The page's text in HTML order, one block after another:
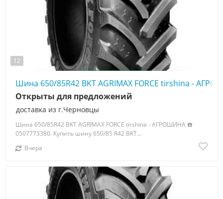
12
Шина 650/85R42 BKT AGRIMAX FORCE tirshina -
доставка из г.Черновцы
Открыты для предложений
Шина 650/85R42 BKT AGRIMAX FORCE tirshina - АГРОШИНА ☎️
0507773380. Купить шину 650/85 R42 BKT...
Вчера